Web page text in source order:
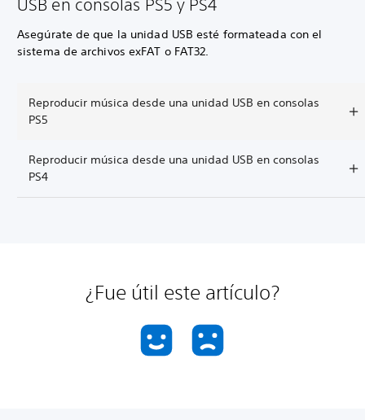
USB en consolas PS5 y PS4
Asegúrate de que la unidad USB esté formateada con el
sistema de archivos exFAT o FAT32.
Reproducir música desde una unidad USB en consolas
PS5
Reproducir música desde una unidad USB en consolas
PS4
¿Fue útil este artículo?